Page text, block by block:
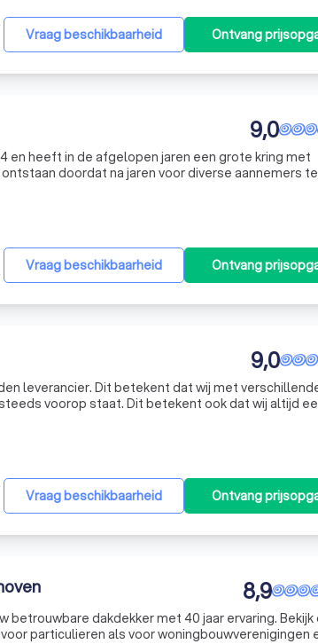
Vraag beschikbaarheid Ontvang
9,0
en heeft in de afgelopen jaren een grote kring met
doordat na jaren voor diverse aannemers te
Vraag beschikbaarheid Ontvang
9,0
leverancier. Dit betekent dat wij met
voorop staat. Dit betekent ook dat wij altijd
Vraag beschikbaarheid Ontvang
8,9
betrouwbare dakdekker met 40 jaar ervaring. Bekijk
particulieren als voor woningbouwverenigingen